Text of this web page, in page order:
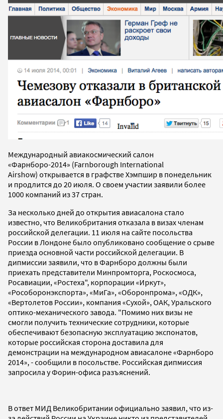
Международный авиакосмический салон
«Фарнборо-2014» (Farnborough International
Airshow) открывается в графстве Хэмпшир в понедельник
и продлится до 20 июля. О своем участии заявили более
1000 компаний из 37 стран.
За несколько дней до открытия авиасалона стало
известно, что Великобритания отказала в визах членам
российской делегации. 11 июля на сайте посольства
России в Лондоне было опубликовано сообщение о срыве
приезда основной части российской делегации. В
дипмиссии заявили, что в Фарнборо должны были
приехать представители Минпромторга, Роскосмоса,
Росавиации, «Ростеха", корпорации «Иркут»,
«Рособоронэкспорта», «МиГа», «Оборонпрома», «ОДК»,
«Вертолетов России», компания «Сухой», ОАК, Уральского
оптико-механического завода. "Помимо них визы не
смогли получить технические сотрудники, которые
обеспечивают безопасную эксплуатацию экспонатов,
которые российская сторона доставила для
демонстрации на международном авиасалоне «Фарнборо
2014», - сообщили в посольстве. Российская дипмиссия
запросила у Форин-офиса разъяснений.
В ответ МИД Великобритании официально заявил, что из-